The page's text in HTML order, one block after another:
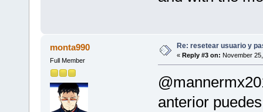
monta990
Full Member
Re: resetear usuario y
« Reply #3 on: November
anterior